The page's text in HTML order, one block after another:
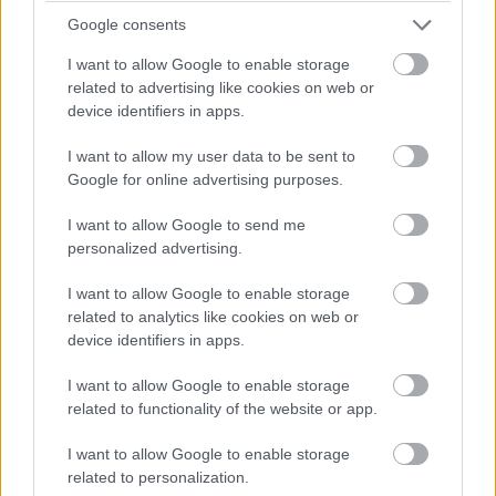
Google consents
I want to allow Google to enable storage
related to advertising like cookies on web or
device identifiers in apps.
I want to allow my user data to be sent to
Google for online advertising purposes.
I want to allow Google to send me
personalized advertising.
I want to allow Google to enable storage
related to analytics like cookies on web or
device identifiers in apps.
I want to allow Google to enable storage
related to functionality of the website or app.
I want to allow Google to enable storage
related to personalization.
Diákok a munkaerőpiacon: Így formálják a 2026-os
trendeket a fiatalok elvárásai (X)
A diákoknak már nem elég a magas órabér,
rugalmasságot is várnak.
#cyber risk quantification
#mitigáció
#reziduális #cio #kockázatkezelés
#dora #nis2
Hiába jelent elképesztő